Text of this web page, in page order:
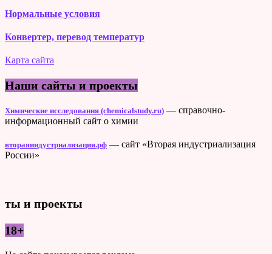
Нормальные условия
Конвертер, перевод температур
Карта сайта
Наши сайты и проекты
Химические исследования (chemicalstudy.ru) — справочно-
информационный сайт о химии
втораяиндустриализация.рф — сайт «Вторая индустриализация
России»
ты и проекты
18+